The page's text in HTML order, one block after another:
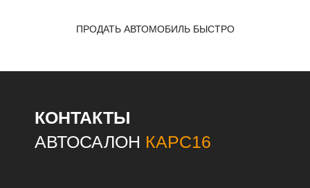
ПРОДАТЬ АВТОМОБИЛЬ БЫСТРО
КОНТАКТЫ
АВТОСАЛОН КАРС16